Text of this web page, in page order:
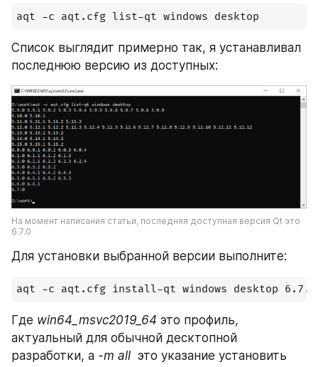
aqt -c aqt.cfg list-qt windows desktop
Список выглядит примерно так, я устанавливал
последнюю версию из доступных:
На момент написания статьи, последняя доступная версия Qt это
6.7.0
Для установки выбранной версии выполните:
aqt -c aqt.cfg install-qt windows desktop 6.7.0
Где win64_msvc2019_64 это профиль,
актуальный для обычной десктопной
разработки, а -m all
  это указание установить